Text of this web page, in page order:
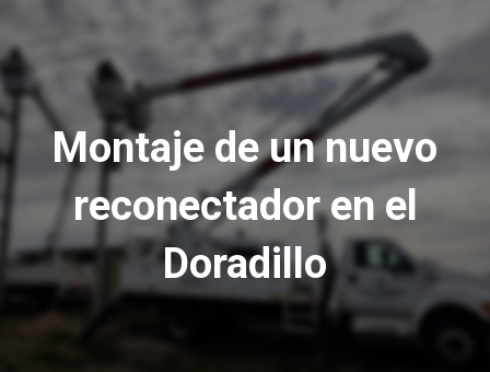
Montaje de un nuevo
reconectador en el
Doradillo